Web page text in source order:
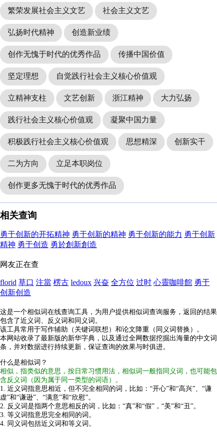
繁荣发展社会主义文艺 社会主义文艺
弘扬时代精神 创造新业绩
创作无愧于时代的优秀作品 传播中国价值
坚定理想 自觉践行社会主义核心价值观
立精神支柱 文艺创新 浙江精神 大力弘扬
践行社会主义核心价值观 凝聚中国力量
积极践行社会主义核心价值观 思想精深 创新实干
二为方向 立足本职岗位
创作更多无愧于时代的优秀作品
相关查询
勇于创新的开拓精神 勇于创新的精神 勇于创新的能力 勇于创新
精神 勇于创造 勇於創新創造
网友正在查
florid 草口 注當 楞古 ledoux 兴奋 全方位 过时 心靈咖啡館 勇于
创新创造
这是一个相似词在线查询工具，为用户提供相似词查询服务，返回的结果
包含了近义词、反义词和同义词。
该工具常用于写作辅助（关键词联想）和论文降重（同义词替换）。
本网站收录了最新版的新华字典，以及通过全网数据挖掘出海量的中文词
条，并对数据进行持续更新，保证查询的效果与时俱进。
什么是相似词？
相似，指类似的意思，按日常习惯用法，相似词一般指同义词，也可能包
含反义词（因为属于同一类型的词语）。
1. 近义词指意思相近，但不完全相同的词，比如：“开心”和“高兴”、“谦
虚”和“谦逊”、“满意”和“欣慰”。
2. 反义词是指两个意思相反的词，比如：“真”和“假”，“美”和“丑”。
3. 等义词指意思完全相同的词。
4. 同义词包括近义词和等义词。